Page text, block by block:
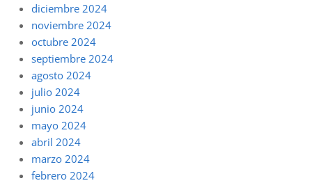
diciembre 2024
noviembre 2024
octubre 2024
septiembre 2024
agosto 2024
julio 2024
junio 2024
mayo 2024
abril 2024
marzo 2024
febrero 2024